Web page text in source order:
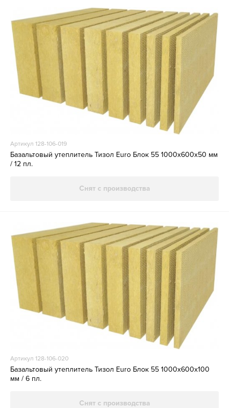
Артикул 128-106-019
Базальтовый утеплитель Тизол Euro Блок 55 1000х600х50 мм
/ 12 пл.
Снят с производства
Артикул 128-106-020
Базальтовый утеплитель Тизол Euro Блок 55 1000х600х100
мм / 6 пл.
Снят с производства